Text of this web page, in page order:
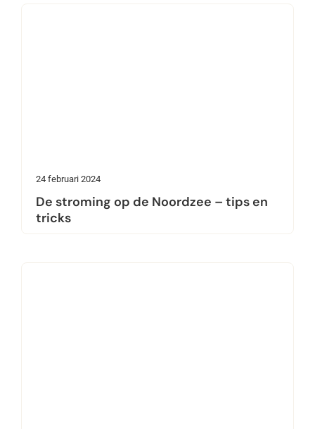
24 februari 2024
De stroming op de Noordzee – tips en
tricks